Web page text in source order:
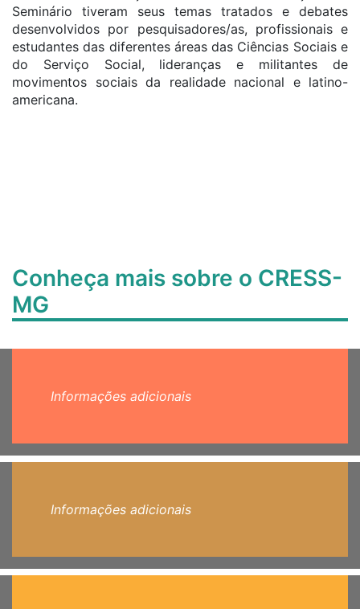
Seminário tiveram seus temas tratados e debates
desenvolvidos por pesquisadores/as, profissionais e
estudantes das diferentes áreas das Ciências Sociais e
do Serviço Social, lideranças e militantes de
movimentos sociais da realidade nacional e latino-
americana.
Conheça mais sobre o CRESS-
MG
Informações adicionais
Informações adicionais